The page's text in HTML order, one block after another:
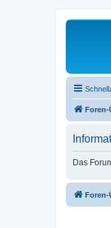
Foren-
Das
Foren-